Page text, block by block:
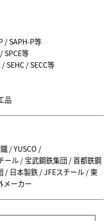
/ SAPH-P等
SPCE等
SEHC / SECC等
品
/ YUSCO /
ール / 宝武鋼鉄集団 / 首都鉄鋼
/ 日本製鉄 / JFEスチール / 東
メーカー